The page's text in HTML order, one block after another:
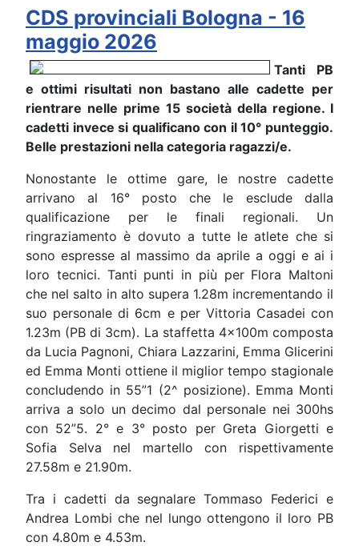
CDS provinciali Bologna - 16
maggio 2026
Tanti PB
e ottimi risultati non bastano alle cadette per
rientrare nelle prime 15 società della regione. I
cadetti invece si qualificano con il 10° punteggio.
Belle prestazioni nella categoria ragazzi/e.
Nonostante le ottime gare, le nostre cadette
arrivano al 16° posto che le esclude dalla
qualificazione per le finali regionali. Un
ringraziamento è dovuto a tutte le atlete che si
sono espresse al massimo da aprile a oggi e ai i
loro tecnici. Tanti punti in più per Flora Maltoni
che nel salto in alto supera 1.28m incrementando il
suo personale di 6cm e per Vittoria Casadei con
1.23m (PB di 3cm). La staffetta 4x100m composta
da Lucia Pagnoni, Chiara Lazzarini, Emma Glicerini
ed Emma Monti ottiene il miglior tempo stagionale
concludendo in 55”1 (2^ posizione). Emma Monti
arriva a solo un decimo dal personale nei 300hs
con 52”5. 2° e 3° posto per Greta Giorgetti e
Sofia Selva nel martello con rispettivamente
27.58m e 21.90m.
Tra i cadetti da segnalare Tommaso Federici e
Andrea Lombi che nel lungo ottengono il loro PB
con 4.80m e 4.53m.